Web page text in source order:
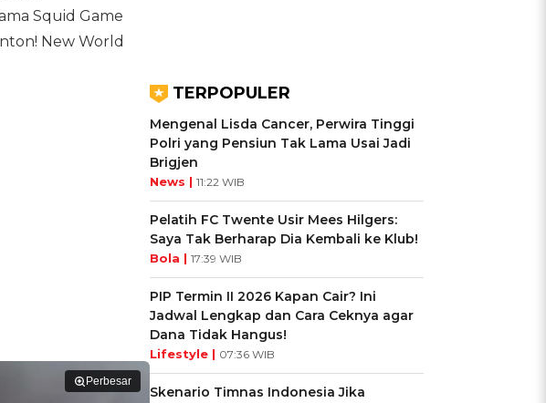
Squid Game
New World
Perbesar
TERPOPULER
Mengenal Lisda Cancer, Perwira Tinggi
Polri yang Pensiun Tak Lama Usai Jadi
Brigjen
News | 11:22 WIB
Pelatih FC Twente Usir Mees Hilgers:
Saya Tak Berharap Dia Kembali ke Klub!
Bola | 17:39 WIB
PIP Termin II 2026 Kapan Cair? Ini
Jadwal Lengkap dan Cara Ceknya agar
Dana Tidak Hangus!
Lifestyle | 07:36 WIB
Skenario Timnas Indonesia Jika